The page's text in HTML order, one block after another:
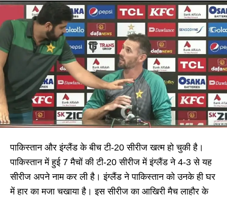
पाकिस्तान और इंग्लैंड के बीच टी-20 सीरीज खत्म हो चुकी है।
पाकिस्तान में हुई 7 मैचों की टी-20 सीरीज में इंग्लैंड ने 4-3 से यह
सीरीज अपने नाम कर ली है। इंग्लैंड ने पाकिस्तान को उनके ही घर
में हार का मजा चखाया है। इस सीरीज का आखिरी मैच लाहौर के